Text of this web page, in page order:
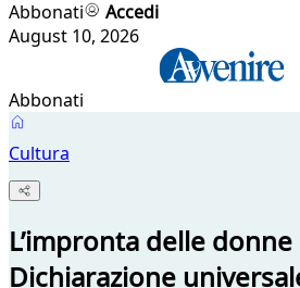
Abbonati
Accedi
August 10, 2026
Abbonati
Cultura
L’impronta delle
Dichiarazione